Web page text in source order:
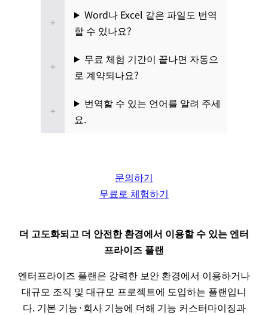
Word나 Excel 같은 파일도 번역
할 수 있나요?
무료 체험 기간이 끝나면 자동으
로 계약되나요?
번역할 수 있는 언어를 알려 주세
요.
문의하기
무료로 체험하기
더 고도화되고 더 안전한 환경에서 이용할 수 있는 엔터
프라이즈 플랜
엔터프라이즈 플랜은 강력한 보안 환경에서 이용하거나
대규모 조직 및 대규모 프로젝트에 도입하는 플랜입니
다. 기본 기능·회사 기능에 더해 기능 커스터마이징과